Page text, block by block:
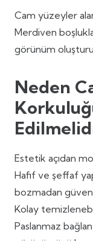
Cam yüzeyler
Merdiven
görünüm
Neden
Estetik açıdan
Hafif ve şeffaf
bozmadan
Kolay
Paslanmaz